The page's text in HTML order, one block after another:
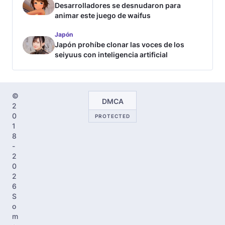
Desarrolladores se desnudaron para
animar este juego de waifus
Japón
Japón prohíbe clonar las voces de los
seiyuus con inteligencia artificial
©
2
0
1
8
-
2
0
2
6
S
o
m
DMCA
PROTECTED